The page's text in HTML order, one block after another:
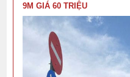
9M GIÁ 60 TRIỆU